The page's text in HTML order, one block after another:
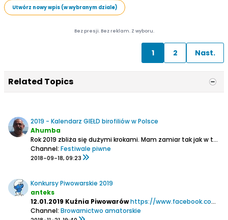
Utwórz nowy wpis (w wybranym dziale)
Bez presji. Bez reklam. Z wyboru.
1 2 Nast.
Related Topics
2019 - Kalendarz GIEŁD birofiliów w Polsce
Ahumba
Rok 2019 zbliża się dużymi krokami. Mam zamiar tak jak w tym roku prowadzić kalendarz giełd kolekcjonerskich dla piwomaniaków organizowanych na terenie Polski.
Channel: Festiwale piwne
2018-09-18, 09:23
Konkursy Piwowarskie 2019
anteks
12.01.2019 Kuźnia Piwowarówhttps://www.facebook.com/notes/jan-o...4/?_rdc=1&_rdr
Channel: Browarnictwo amatorskie